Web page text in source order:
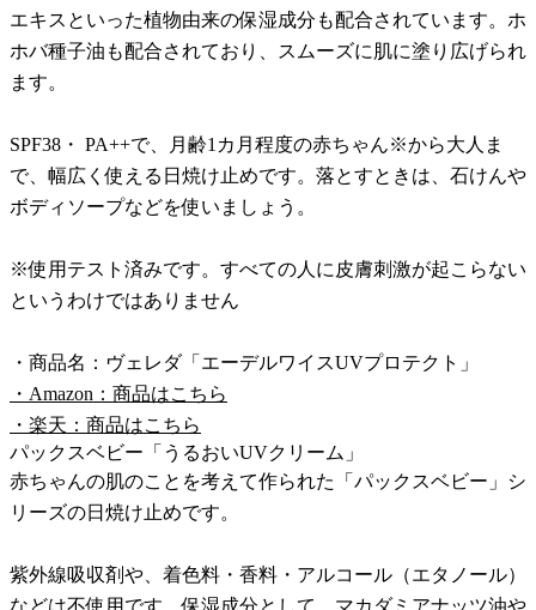
エキスといった植物由来の保湿成分も配合されています。ホ
ホバ種子油も配合されており、スムーズに肌に塗り広げられ
ます。
SPF38・ PA++で、月齢1カ月程度の赤ちゃん※から大人ま
で、幅広く使える日焼け止めです。落とすときは、石けんや
ボディソープなどを使いましょう。
※使用テスト済みです。すべての人に皮膚刺激が起こらない
というわけではありません
・商品名：ヴェレダ「エーデルワイスUVプロテクト」
・Amazon：商品はこちら
・楽天：商品はこちら
パックスベビー「うるおいUVクリーム」
赤ちゃんの肌のことを考えて作られた「パックスベビー」シ
リーズの日焼け止めです。
紫外線吸収剤や、着色料・香料・アルコール（エタノール）
などは不使用です。保湿成分として、マカダミアナッツ油や